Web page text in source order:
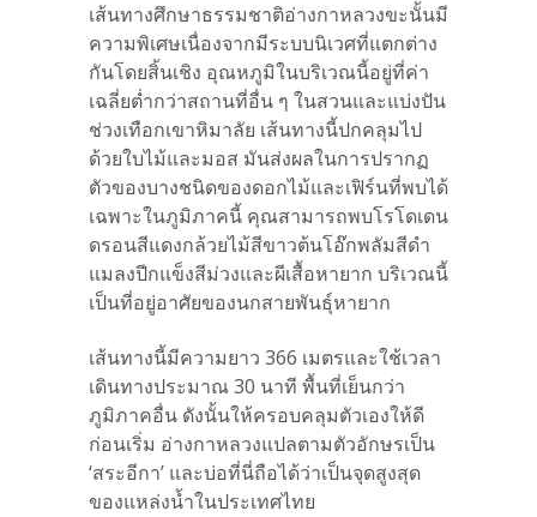
เส้นทางศึกษาธรรมชาติอ่างกาหลวงขะนั้นมี
ความพิเศษเนื่องจากมีระบบนิเวศที่แตกต่าง
กันโดยสิ้นเชิง อุณหภูมิในบริเวณนี้อยู่ที่ค่า
เฉลี่ยต่ำกว่าสถานที่อื่น ๆ ในสวนและแบ่งปัน
ช่วงเทือกเขาหิมาลัย เส้นทางนี้ปกคลุมไป
ด้วยใบไม้และมอส มันส่งผลในการปรากฏ
ตัวของบางชนิดของดอกไม้และเฟิร์นที่พบได้
เฉพาะในภูมิภาคนี้ คุณสามารถพบโรโดเดน
ดรอนสีแดงกล้วยไม้สีขาวต้นโอ๊กพลัมสีดำ
แมลงปีกแข็งสีม่วงและผีเสื้อหายาก บริเวณนี้
เป็นที่อยู่อาศัยของนกสายพันธุ์หายาก
เส้นทางนี้มีความยาว 366 เมตรและใช้เวลา
เดินทางประมาณ 30 นาที พื้นที่เย็นกว่า
ภูมิภาคอื่น ดังนั้นให้ครอบคลุมตัวเองให้ดี
ก่อนเริ่ม อ่างกาหลวงแปลตามตัวอักษรเป็น
‘สระอีกา’ และบ่อที่นี่ถือได้ว่าเป็นจุดสูงสุด
ของแหล่งน้ำในประเทศไทย